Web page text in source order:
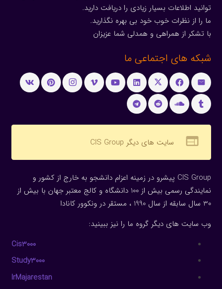
توانید اطلاعات بسیار زیادی را دریافت دارید.
ما را از نظرات خوب خود بی بهره نگذارید.
با تشکر از همراهی و همدلی شما عزیزان
شبکه های اجتماعی ما
web سایت های دیگر CIS Group
CIS Group پیشرو در زمینه اعزام دانشجو به خارج از کشور و
نمایندگی رسمی بیش از 100 دانشگاه و کالج معتبر جهان با بیش از
30 سال سابقه از سال 1990 ، مستقر در ونکوور کانادا
وب سایت های دیگر گروه ما را نیز ببینید:
Cis3000
Study3000
IrMajarestan